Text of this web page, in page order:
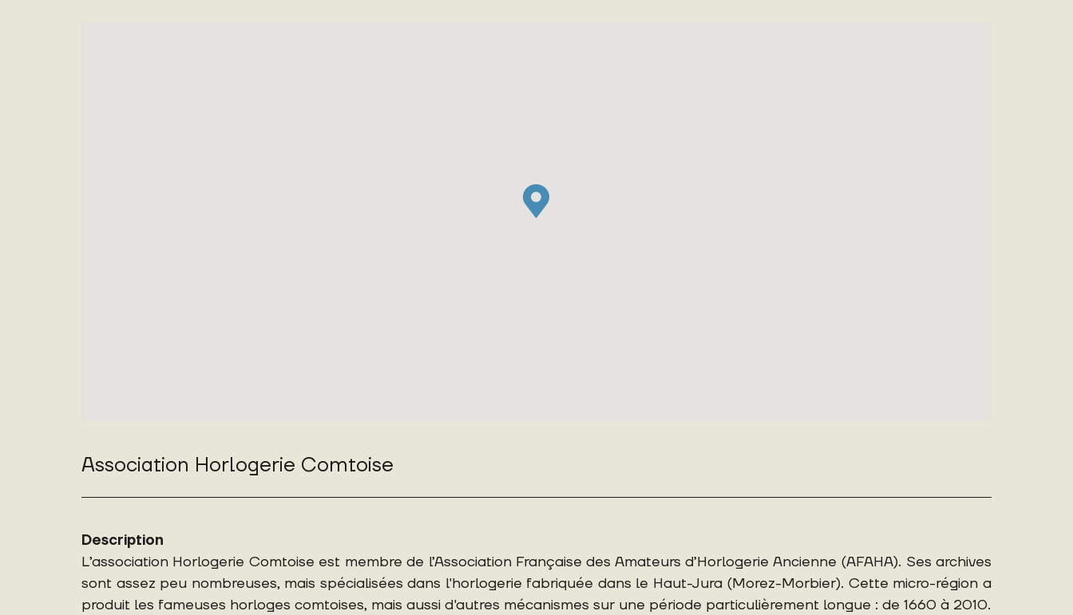
Association Horlogerie Comtoise
Description
L’association Horlogerie Comtoise est membre de l’Association Française des Amateurs d’Horlogerie Ancienne (AFAHA). Ses archives
sont assez peu nombreuses, mais spécialisées dans l'horlogerie fabriquée dans le Haut-Jura (Morez-Morbier). Cette micro-région a
produit les fameuses horloges comtoises, mais aussi d'autres mécanismes sur une période particulièrement longue : de 1660 à 2010.